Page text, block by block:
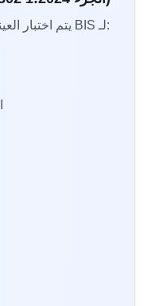
يتم اختبار العينات في المختبرات المعترف بها من BIS لـ: